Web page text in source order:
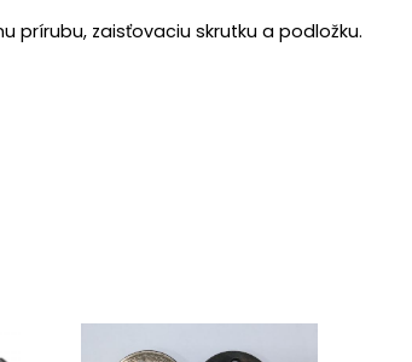
prírubu, zaisťovaciu skrutku a podložku.